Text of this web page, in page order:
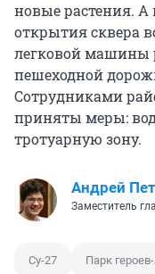
новые растения.
открытия сквера
легковой машины
пешеходной
Сотрудниками
приняты меры:
тротуарную зону.
Андрей
Заместитель
Су-27 Парк